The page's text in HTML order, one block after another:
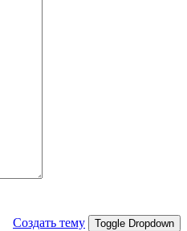
Создать тему Toggle Dropdown